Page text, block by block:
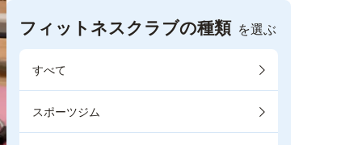
フィットネスクラブの種類 を選ぶ
すべて
スポーツジム